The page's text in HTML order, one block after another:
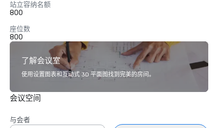
站立容纳名额
800
座位数
800
了解会议室
使用设置图表和互动式 3D 平面图找到完美的房间。
会议空间
与会者